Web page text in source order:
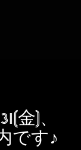
金)、
です♪